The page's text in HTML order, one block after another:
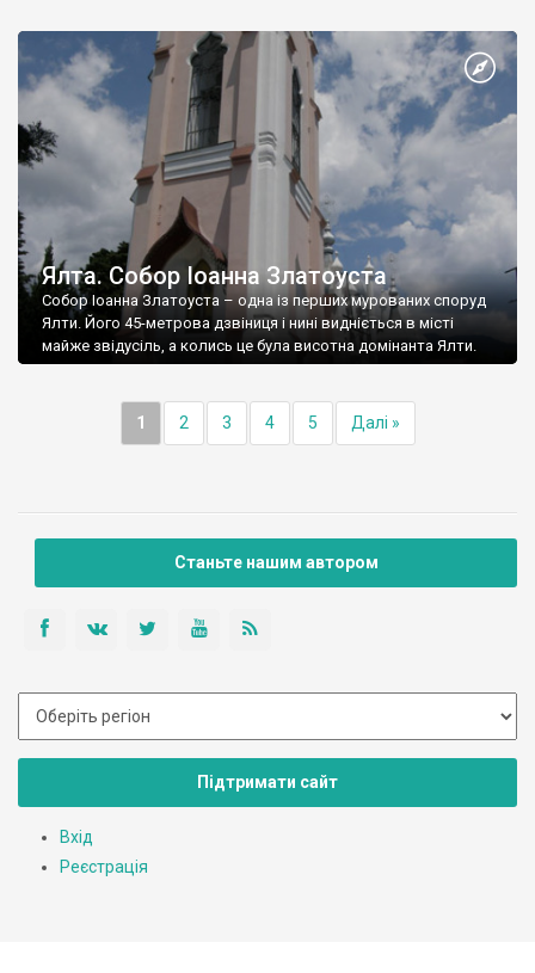
Ялта. Собор Іоанна Златоуста
Собор Іоанна Златоуста – одна із перших мурованих споруд
Ялти. Його 45-метрова дзвіниця і нині видніється в місті
майже звідусіль, а колись це була висотна домінанта Ялти.
1 2 3 4 5 Далі »
Станьте нашим автором
Підтримати сайт
Вхід
Реєстрація